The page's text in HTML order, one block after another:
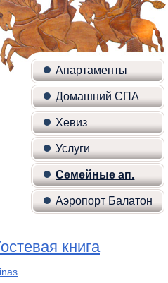
Апартаменты
Домашний СПА
Хевиз
Услуги
Семейные ап.
Аэропорт Балатон
книга
Алеся, Геннадий, Данила